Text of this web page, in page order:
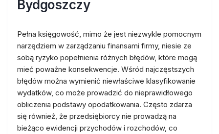
Bydgoszczy
Pełna księgowość, mimo że jest niezwykle pomocnym
narzędziem w zarządzaniu finansami firmy, niesie ze
sobą ryzyko popełnienia różnych błędów, które mogą
mieć poważne konsekwencje. Wśród najczęstszych
błędów można wymienić niewłaściwe klasyfikowanie
wydatków, co może prowadzić do nieprawidłowego
obliczenia podstawy opodatkowania. Często zdarza
się również, że przedsiębiorcy nie prowadzą na
bieżąco ewidencji przychodów i rozchodów, co